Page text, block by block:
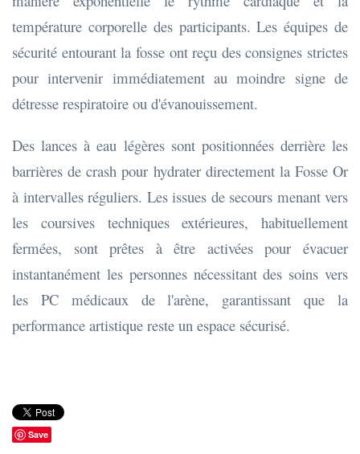
température corporelle des participants. Les équipes de
sécurité entourant la fosse ont reçu des consignes strictes
pour intervenir immédiatement au moindre signe de
détresse respiratoire ou d'évanouissement.
Des lances à eau légères sont positionnées derrière les
barrières de crash pour hydrater directement la Fosse Or
à intervalles réguliers. Les issues de secours menant vers
les coursives techniques extérieures, habituellement
fermées, sont prêtes à être activées pour évacuer
instantanément les personnes nécessitant des soins vers
les PC médicaux de l'arène, garantissant que la
performance artistique reste un espace sécurisé.
Save